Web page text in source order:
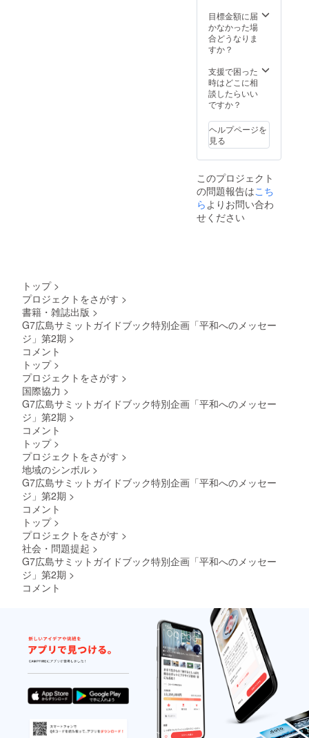
ざいま
す。
身（都
道府
県）
記入し
てくだ
さい。
※掲載す
前は本
名に限
りま
す。 ※
セージ
内容
に、他
人、他
団体を
偽の内
した内
容は、
品券
30,000
円分
（2023
まで有
効）を
ご提供
しま
掲載す
る平和
のメッ
セージ
字ま
で）、
お名
前、フ
リガ
さい。
※掲載す
メッ
セージ
傷する
内容
偽の内
容な
不適当
とみな
した内
容は、
お断り
する場
合がご
ざいま
す。
目標金額に届
かなかった場
合どうなりま
すか？
支援で困った
時はどこに相
談したらいい
ですか？
ヘルプページを
見る
このプロジェクト
の問題報告はこち
ら よりお問い合わ
せください
トップ >
プロジェクトをさがす >
書籍・雑誌出版 >
G7広島サミットガイドブック特別企画「平和へのメッセー
ジ」第2期 >
コメント
トップ >
プロジェクトをさがす >
国際協力 >
G7広島サミットガイドブック特別企画「平和へのメッセー
ジ」第2期 >
コメント
トップ >
プロジェクトをさがす >
地域のシンボル >
G7広島サミットガイドブック特別企画「平和へのメッセー
ジ」第2期 >
コメント
トップ >
プロジェクトをさがす >
社会・問題提起 >
G7広島サミットガイドブック特別企画「平和へのメッセー
ジ」第2期 >
コメント